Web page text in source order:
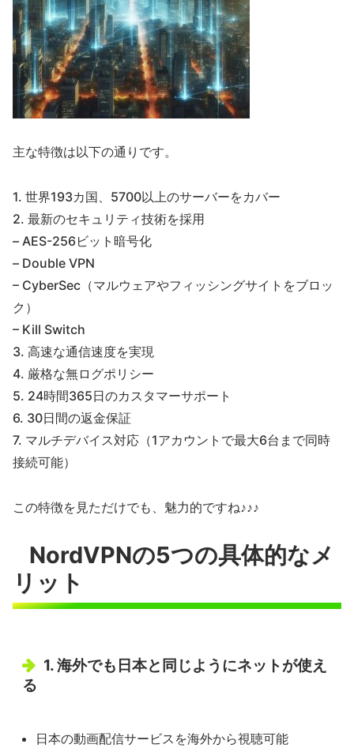
主な特徴は以下の通りです。
1. 世界193カ国、5700以上のサーバーをカバー
2. 最新のセキュリティ技術を採用
– AES-256ビット暗号化
– Double VPN
– CyberSec（マルウェアやフィッシングサイトをブロッ
ク）
– Kill Switch
3. 高速な通信速度を実現
4. 厳格な無ログポリシー
5. 24時間365日のカスタマーサポート
6. 30日間の返金保証
7. マルチデバイス対応（1アカウントで最大6台まで同時
接続可能）
この特徴を見ただけでも、魅力的ですね♪♪♪
NordVPNの5つの具体的なメ
リット
1. 海外でも日本と同じようにネットが使え
る
日本の動画配信サービスを海外から視聴可能